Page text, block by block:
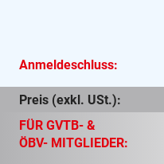
Anmeldeschluss:
Preis (exkl. USt.):
FÜR GVTB- &
ÖBV- MITGLIEDER: